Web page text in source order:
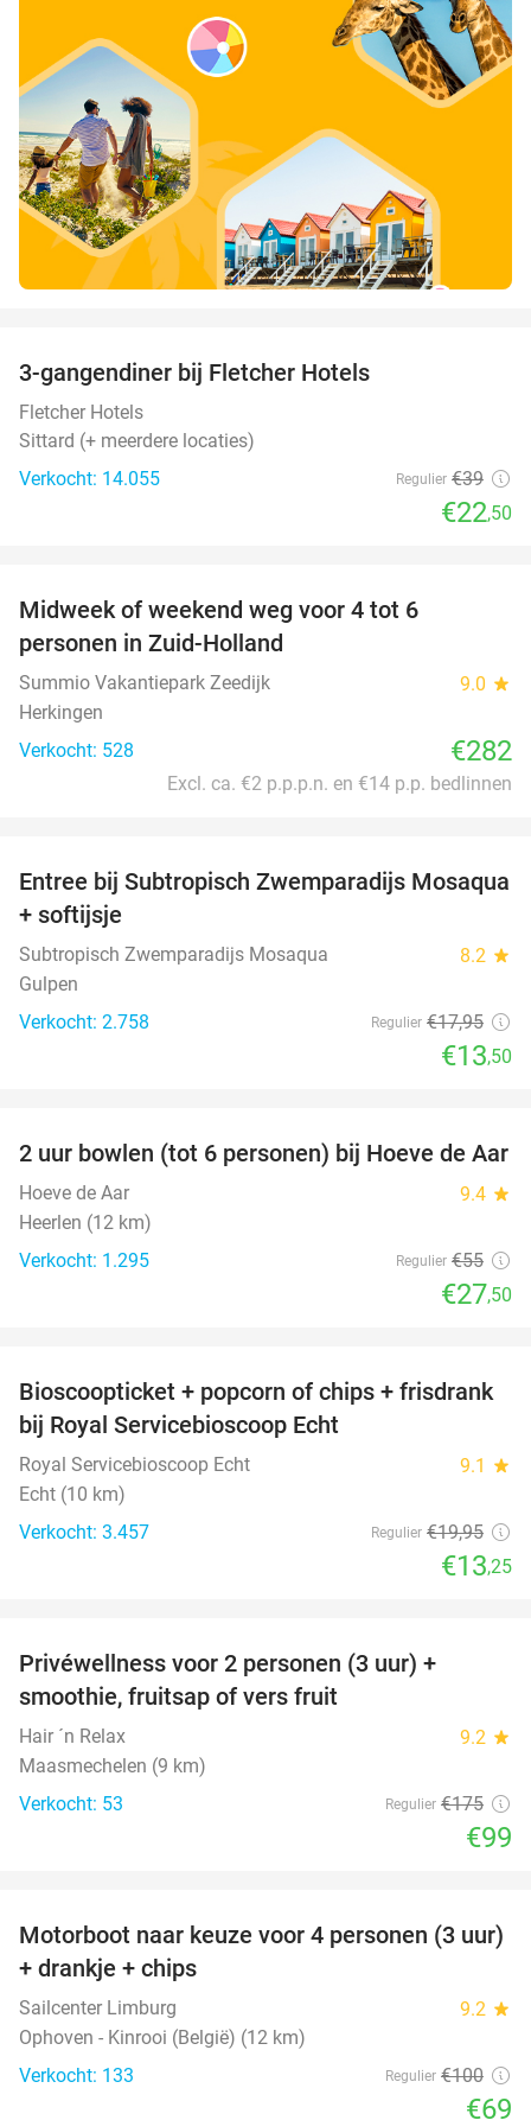
3-gangendiner bij Fletcher Hotels
Fletcher Hotels
Sittard (+ meerdere locaties)
Verkocht: 14.055
Regulier €39
€22,50
Midweek of weekend weg voor 4 tot 6
personen in Zuid-Holland
Summio Vakantiepark Zeedijk 9.0 star
Herkingen
Verkocht: 528
€282
Excl. ca. €2 p.p.p.n. en €14 p.p. bedlinnen
25%
Entree bij Subtropisch Zwemparadijs Mosaqua
+ softijsje
Subtropisch Zwemparadijs Mosaqua 8.2 star
Gulpen
Verkocht: 2.758
Regulier €17,95
€13,50
50%
2 uur bowlen (tot 6 personen) bij Hoeve de Aar
Hoeve de Aar 9.4 star
Heerlen (12 km)
Verkocht: 1.295
Regulier €55
€27,50
34%
Bioscoopticket + popcorn of chips + frisdrank
bij Royal Servicebioscoop Echt
Royal Servicebioscoop Echt 9.1 star
Echt (10 km)
Verkocht: 3.457
Regulier €19,95
€13,25
Privéwellness voor 2 personen (3 uur) +
smoothie, fruitsap of vers fruit
Hair ´n Relax 9.2 star
Maasmechelen (9 km)
Verkocht: 53
Regulier €175
€99
31%
Motorboot naar keuze voor 4 personen (3 uur)
+ drankje + chips
Sailcenter Limburg 9.2 star
Ophoven - Kinrooi (België) (12 km)
Verkocht: 133
Regulier €100
€69